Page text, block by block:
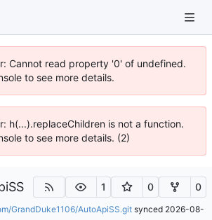
Cannot read property '0' of undefined.
to see more details.
h(...).replaceChildren is not a function.
to see more details. (2)
1 0 0
GrandDuke1106/AutoApiSS.git synced 2026-08-